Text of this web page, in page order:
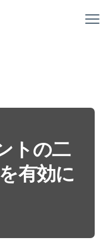
トの二
有効に